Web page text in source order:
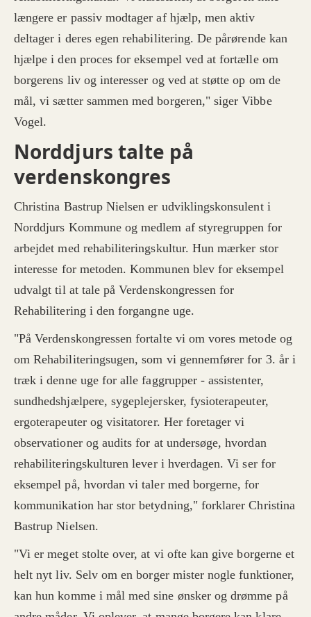
længere er passiv modtager af hjælp, men aktiv
deltager i deres egen rehabilitering. De pårørende kan
hjælpe i den proces for eksempel ved at fortælle om
borgerens liv og interesser og ved at støtte op om de
mål, vi sætter sammen med borgeren," siger Vibbe
Vogel.
Norddjurs talte på
verdenskongres
Christina Bastrup Nielsen er udviklingskonsulent i
Norddjurs Kommune og medlem af styregruppen for
arbejdet med rehabiliteringskultur. Hun mærker stor
interesse for metoden. Kommunen blev for eksempel
udvalgt til at tale på Verdenskongressen for
Rehabilitering i den forgangne uge.
"På Verdenskongressen fortalte vi om vores metode og
om Rehabiliteringsugen, som vi gennemfører for 3. år i
træk i denne uge for alle faggrupper - assistenter,
sundhedshjælpere, sygeplejersker, fysioterapeuter,
ergoterapeuter og visitatorer. Her foretager vi
observationer og audits for at undersøge, hvordan
rehabiliteringskulturen lever i hverdagen. Vi ser for
eksempel på, hvordan vi taler med borgerne, for
kommunikation har stor betydning," forklarer Christina
Bastrup Nielsen.
"Vi er meget stolte over, at vi ofte kan give borgerne et
helt nyt liv. Selv om en borger mister nogle funktioner,
kan hun komme i mål med sine ønsker og drømme på